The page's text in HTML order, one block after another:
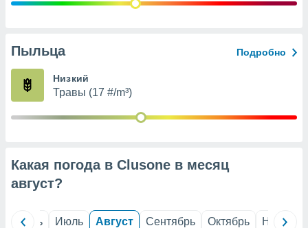
Пыльца Подробно
Низкий
Травы (17 #/m³)
Какая погода в Clusone в месяц
август?
Июнь Июль Август Сентябрь Октябрь Ноябрь